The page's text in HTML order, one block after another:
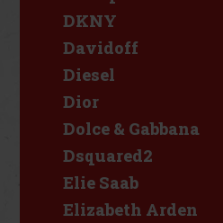
DKNY
Davidoff
Diesel
Dior
Dolce & Gabbana
Dsquared2
Elie Saab
Elizabeth Arden